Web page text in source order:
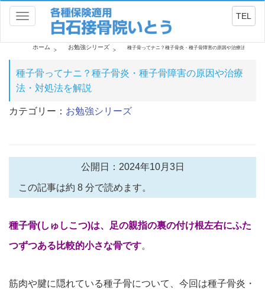
Toggle
navigation
TEL
ホーム お勉強シリーズ 種子骨ってナニ？種子骨炎・種子骨障害の原因や治療法・対処
種子骨ってナニ？種子骨炎・種子骨障害の原因や治療
法・対処法を解説
カテゴリー： お勉強シリーズ
公開日：2024年10月3日
この記事は約 8 分で読めます。
種子骨(しゅしこつ)は、足の親指の裏の付け根左右にふた
つずつある比較的小さな骨です。
筋肉や腱に隠れている種子骨について、今回は種子骨炎・